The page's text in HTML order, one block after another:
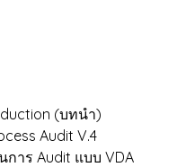
(บทนำ)
Audit V.4
าร Audit แบบ VDA